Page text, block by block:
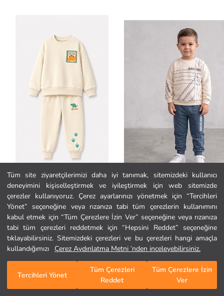
Tüm site ziyaretçilerimizi daha iyi tanımak, sitemizdeki kullanıcı
deneyimini kişiselleştirmek ve iyileştirmek için web sitemizde
çerezler kullanıyoruz. Çerez ayarlarınızı yönetmek için “Tercihleri
Yönet” seçeneğine veya rızanıza tabi tüm çerezlerin kullanımını
kabul etmek için “Tüm Çerezlere İzin Ver” seçeneğine veya rızanıza
tabi tüm çerezleri reddetmek için “Hepsini Reddet” seçeneğine
tıklayabilirsiniz. Sitemizdeki çerezleri ve bu çerezleri hangi amaçla
kullandığımızı
Çerez Aydınlatma Metni ’nden inceleyebilirsiniz.
Tercihleri Yönet
Tüm Çerezleri
Reddet
Tüm Çerezlere İzin
Ver
Ana Sayfa
Kategoriler
Sepetim
Monila
Erkek Çocuk Dinozor Baskılı 3 İplik Kumaş Eşofman Takım
1.349,99 TL
Ege Bebek
749,90 TL
/